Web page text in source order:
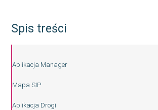
Spis treści
Aplikacja Manager
Mapa SIP
Aplikacja Drogi